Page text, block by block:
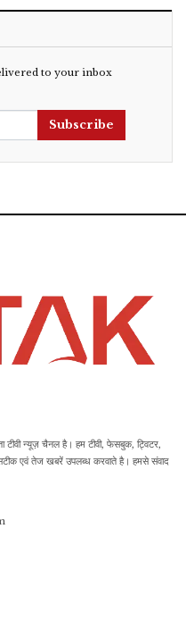
to your inbox
Subscribe
न्यूज़ चैनल है। हम टीवी, फेसबुक, ट्विटर,
एवं तेज खबरें उपलब्ध करवाते है। हमसे संवाद